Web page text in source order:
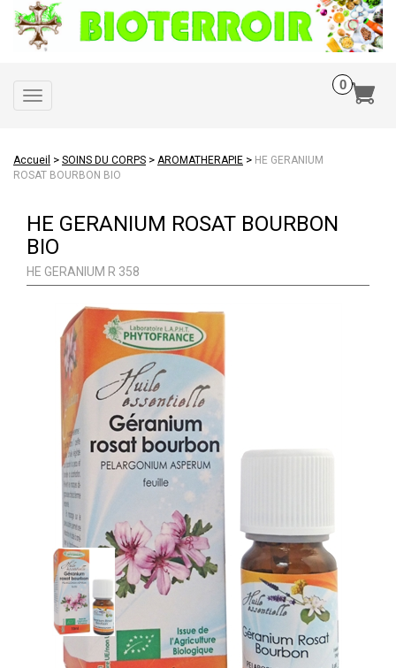
Toggle
navigation
Accueil > SOINS DU CORPS > AROMATHERAPIE > HE GERANIUM
ROSAT BOURBON BIO
HE GERANIUM ROSAT BOURBON
BIO
HE GERANIUM R 358